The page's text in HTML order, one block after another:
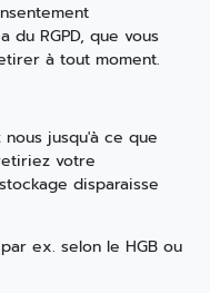
du RGPD, que vous
à tout moment.
jusqu'à ce que
votre
disparaisse
ex. selon le HGB ou